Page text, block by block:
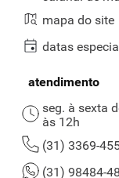
mapa do site
datas
atendimento
seg. à sexta
às 12h
(31) 3369-
(31) 98484-